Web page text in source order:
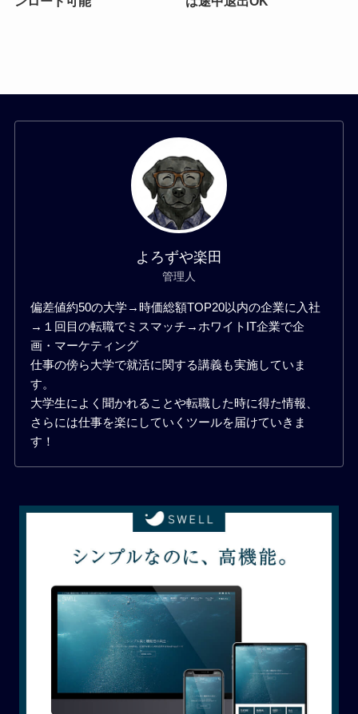
よろずや楽田
管理人
偏差値約50の大学→時価総額TOP20以内の企業に入社
→１回目の転職でミスマッチ→ホワイトIT企業で企
画・マーケティング
仕事の傍ら大学で就活に関する講義も実施していま
す。
大学生によく聞かれることや転職した時に得た情報、
さらには仕事を楽にしていくツールを届けていきま
す！